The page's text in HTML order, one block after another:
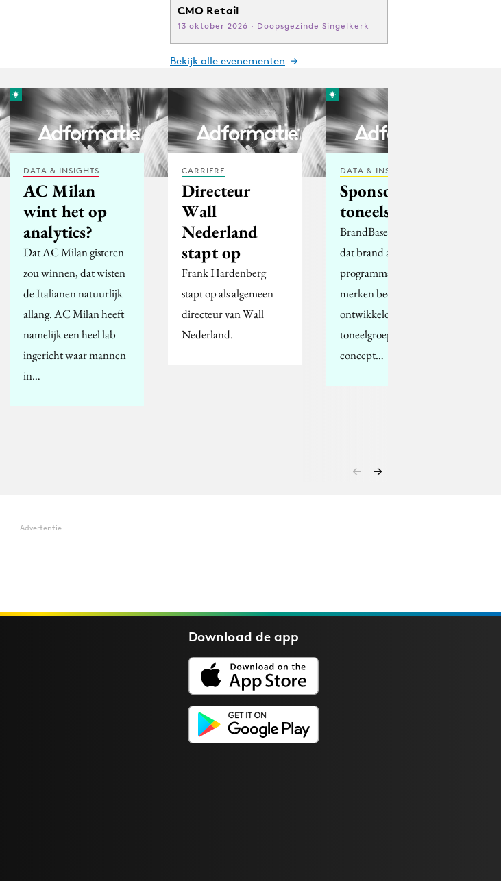
CMO Retail
13 oktober 2026 · Doopsgezinde Singelkerk
Bekijk alle evenementen
DATA & INSIGHTS
AC Milan
wint het op
analytics?
Dat AC Milan gisteren
zou winnen, dat wisten
de Italianen natuurlijk
allang. AC Milan heeft
namelijk een heel lab
ingericht waar mannen
in…
CARRIERE
Directeur
Wall
Nederland
stapt op
Frank Hardenberg
stapt op als algemeen
directeur van Wall
Nederland.
DATA & INSIGHTS
Sponsor een
toneelstuk!
BrandBase, een bedrijf
dat brand activation-
programma's voor grote
merken bedenkt,
ontwikkelde voor
toneelgroep Alaska een
concept…
Advertentie
Download deapp